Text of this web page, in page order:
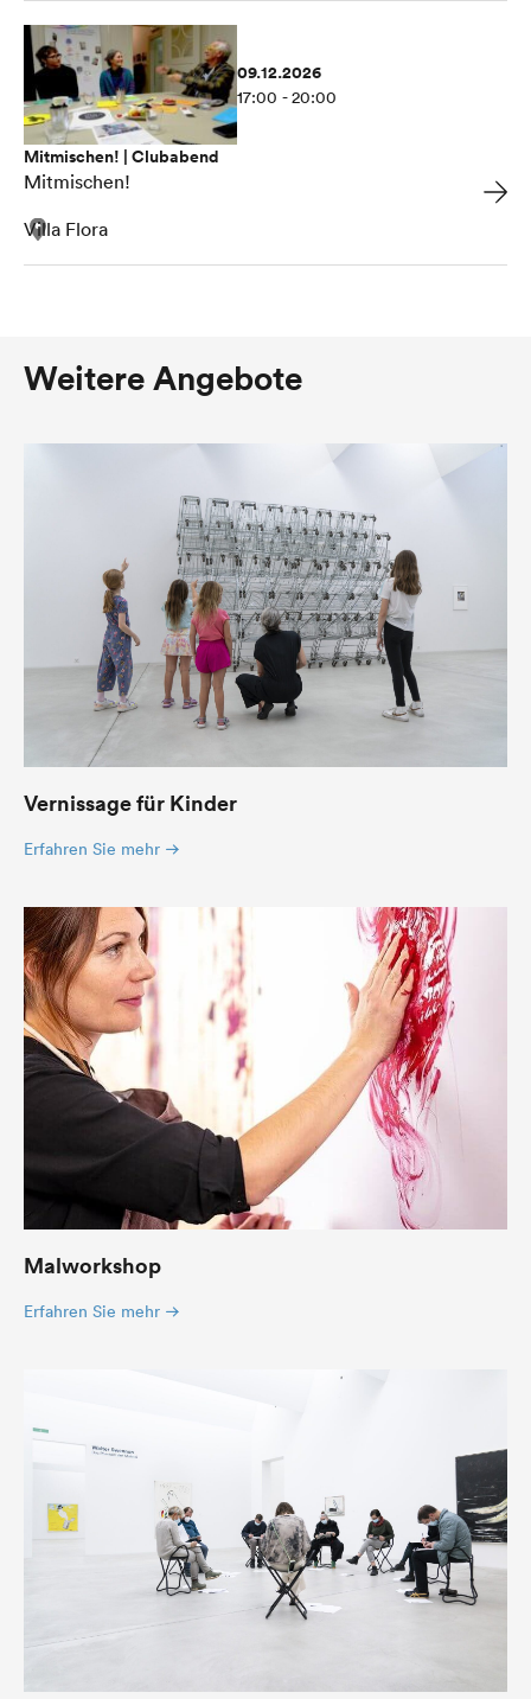
09.12.2026
17:00 - 20:00
Mitmischen! | Clubabend
Mitmischen!
Villa Flora
Weitere Angebote
Vernissage für Kinder
Erfahren Sie mehr
Malworkshop
Erfahren Sie mehr